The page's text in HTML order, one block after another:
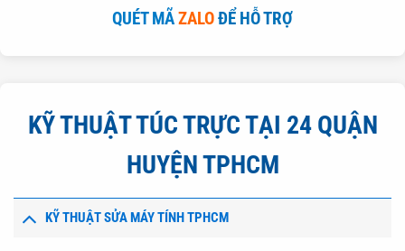
QUÉT MÃZALOĐỂ HỖ TRỢ
KỸ THUẬT TÚC TRỰC TẠI 24 QUẬN
HUYỆN TPHCM
KỸ THUẬT SỬA MÁY TÍNH TPHCM